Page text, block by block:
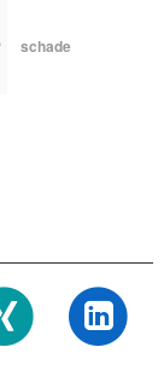
schade